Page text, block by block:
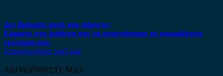
Δεν βρήκατε αυτό που ψάχνετε;
Είμαστε στη διάθεση σας να απαντήσουμε σε οποιαδήποτε
ερώτηση σας.
Επικοινωνήστε μαζί μας
ΑΚΟΛΟΥΘΗΣΤΕ ΜΑΣ